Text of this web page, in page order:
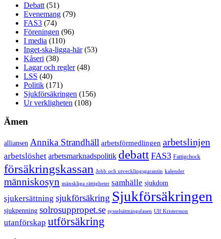
Debatt (51)
Evenemang (79)
FAS3 (74)
Föreningen (96)
I media (110)
Inget-ska-ligga-här(53)
Kåseri (38)
Lagar och regler(48)
LSS (40)
Politik (171)
Sjukförsäkringen (156)
Ur verkligheten (108)
Ämen
alliansen Annika Strandhäll arbetsförmedlingen arbetslinjen
arbetslöshet arbetsmarknadspolitik debatt FAS3 Fattigchock
försäkringskassan Jobb och utvecklingsgarantin kalender
människosyn mänskliga rättigheter samhälle sjukdom
sjukersättning sjukförsäkring Sjukförsäkringen
sjukpenning solrosuppropet.se sysselsättningsfasen Ulf Kristersson
utanförskap utförsäkring